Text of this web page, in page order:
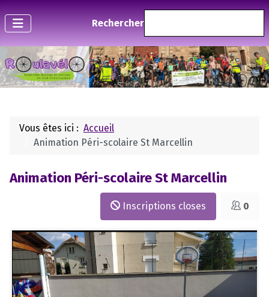
Rechercher
Vous êtes ici : Accueil
Animation Péri-scolaire St Marcellin
Animation Péri-scolaire St Marcellin
Inscriptions closes 0